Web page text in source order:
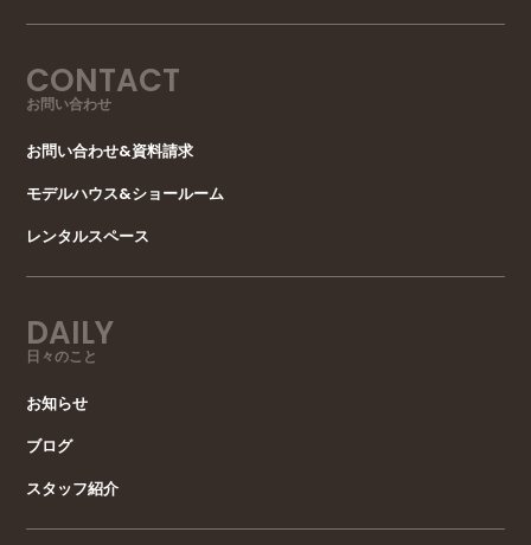
CONTACT
お問い合わせ
お問い合わせ&資料請求
モデルハウス&ショールーム
レンタルスペース
DAILY
日々のこと
お知らせ
ブログ
スタッフ紹介